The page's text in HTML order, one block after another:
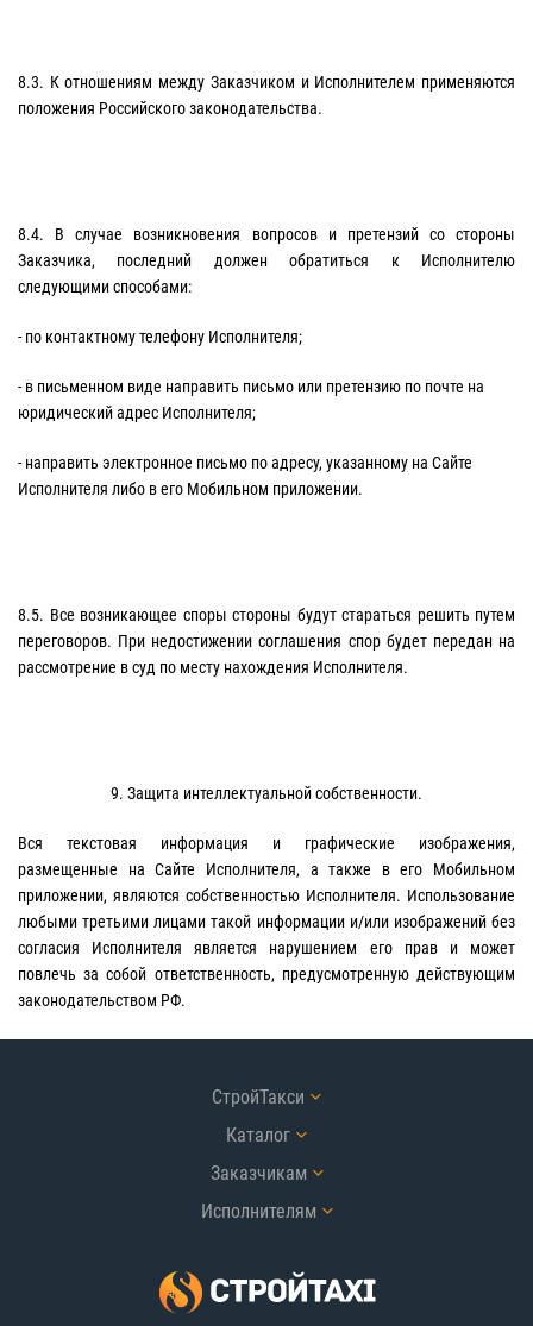
8.3. К отношениям между Заказчиком и Исполнителем применяются
положения Российского законодательства.
8.4. В случае возникновения вопросов и претензий со стороны
Заказчика, последний должен обратиться к Исполнителю
следующими способами:
- по контактному телефону Исполнителя;
- в письменном виде направить письмо или претензию по почте на
юридический адрес Исполнителя;
- направить электронное письмо по адресу, указанному на Сайте
Исполнителя либо в его Мобильном приложении.
8.5. Все возникающее споры стороны будут стараться решить путем
переговоров. При недостижении соглашения спор будет передан на
рассмотрение в суд по месту нахождения Исполнителя.
9. Защита интеллектуальной собственности.
Вся текстовая информация и графические изображения,
размещенные на Сайте Исполнителя, а также в его Мобильном
приложении, являются собственностью Исполнителя. Использование
любыми третьими лицами такой информации и/или изображений без
согласия Исполнителя является нарушением его прав и может
повлечь за собой ответственность, предусмотренную действующим
законодательством РФ.
СтройТакси
Каталог
Заказчикам
Исполнителям